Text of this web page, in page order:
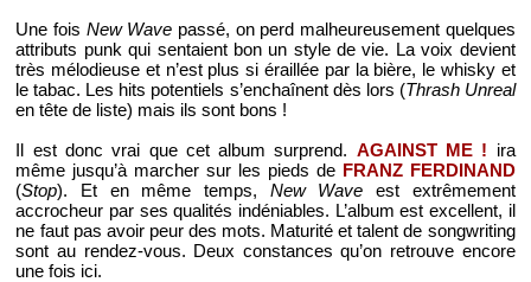
Une fois New Wave passé, on perd malheureusement quelques
attributs punk qui sentaient bon un style de vie. La voix devient
très mélodieuse et n’est plus si éraillée par la bière, le whisky et
le tabac. Les hits potentiels s’enchaînent dès lors (Thrash Unreal
en tête de liste) mais ils sont bons !
Il est donc vrai que cet album surprend. AGAINST ME ! ira
même jusqu’à marcher sur les pieds de FRANZ FERDINAND
(Stop). Et en même temps, New Wave est extrêmement
accrocheur par ses qualités indéniables. L’album est excellent, il
ne faut pas avoir peur des mots. Maturité et talent de songwriting
sont au rendez-vous. Deux constances qu’on retrouve encore
une fois ici.